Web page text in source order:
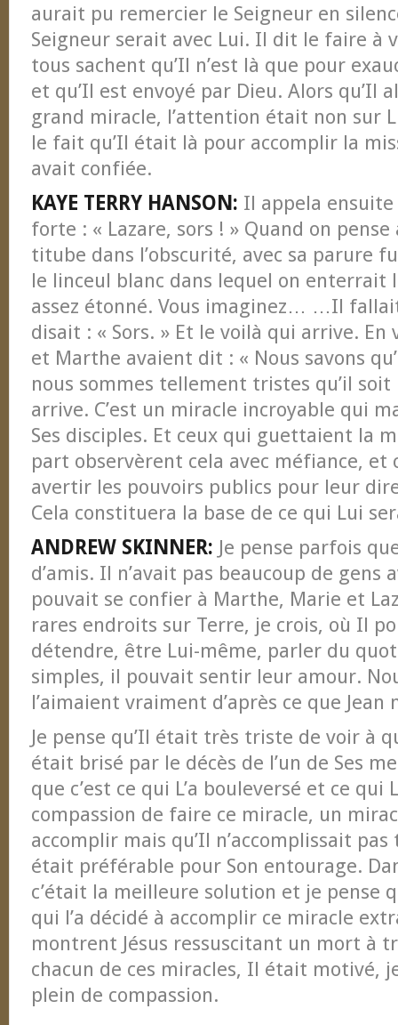
aurait pu remercier le Seigneur en
Seigneur serait avec Lui. Il dit le faire à
tous sachent qu’Il n’est là que pour
et qu’Il est envoyé par Dieu. Alors qu’Il
grand miracle, l’attention était non sur
le fait qu’Il était là pour accomplir la
avait confiée.
KAYE TERRY HANSON: Il appela ensuite
forte : « Lazare, sors ! » Quand on
titube dans l’obscurité, avec sa parure
le linceul blanc dans lequel on enterrait
assez étonné. Vous imaginez… …Il
disait : « Sors. » Et le voilà qui arrive. En
et Marthe avaient dit : « Nous savons
nous sommes tellement tristes qu’il
arrive. C’est un miracle incroyable qui
Ses disciples. Et ceux qui guettaient la
part observèrent cela avec méfiance, et
avertir les pouvoirs publics pour leur
Cela constituera la base de ce qui Lui
ANDREW SKINNER: Je pense parfois
d’amis. Il n’avait pas beaucoup de gens
pouvait se confier à Marthe, Marie et
rares endroits sur Terre, je crois, où Il
détendre, être Lui-même, parler du
simples, il pouvait sentir leur amour.
l’aimaient vraiment d’après ce que
Je pense qu’Il était très triste de voir à
était brisé par le décès de l’un de Ses
que c’est ce qui L’a bouleversé et ce qui
compassion de faire ce miracle, un
accomplir mais qu’Il n’accomplissait
était préférable pour Son entourage.
c’était la meilleure solution et je pense
qui l’a décidé à accomplir ce miracle
montrent Jésus ressuscitant un mort à
chacun de ces miracles, Il était motivé,
plein de compassion.